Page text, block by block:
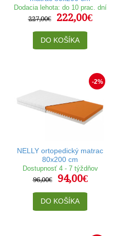
Dodacia lehota: do 10 prac. dní
227,00€
222,00€
DO KOŠÍKA
-2%
NELLY ortopedický matrac
80x200 cm
Dostupnosť 4 - 7 týždňov
96,00€
94,00€
DO KOŠÍKA